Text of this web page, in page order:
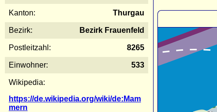
Kanton: Thurgau
Bezirk: Bezirk Frauenfeld
Postleitzahl: 8265
Einwohner: 533
Wikipedia:
https://de.wikipedia.org/wiki/de:Mam
mern